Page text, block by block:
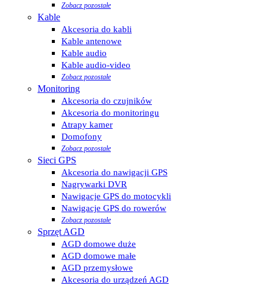
Zobacz pozostałe
Kable
Akcesoria do kabli
Kable antenowe
Kable audio
Kable audio-video
Zobacz pozostałe
Monitoring
Akcesoria do czujników
Akcesoria do monitoringu
Atrapy kamer
Domofony
Zobacz pozostałe
Sieci GPS
Akcesoria do nawigacji GPS
Nagrywarki DVR
Nawigacje GPS do motocykli
Nawigacje GPS do rowerów
Zobacz pozostałe
Sprzęt AGD
AGD domowe duże
AGD domowe małe
AGD przemysłowe
Akcesoria do urządzeń AGD